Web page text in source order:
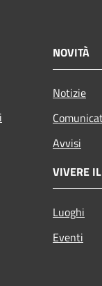
NOVITÀ
Notizie
Avvisi
VIVERE
Luoghi
Eventi